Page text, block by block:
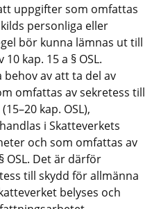
uppgifter som omfattas
personliga eller
bör kunna lämnas ut till
kap. 15 a § OSL.
av att ta del av
omfattas av sekretess till
kap. OSL),
i Skatteverkets
och som omfattas av
OSL. Det är därför
till skydd för allmänna
belyses och